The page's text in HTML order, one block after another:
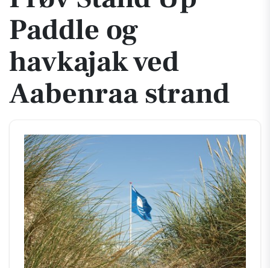
Paddle og
havkajak ved
Aabenraa strand